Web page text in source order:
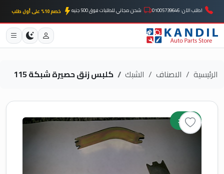
اطلب الآن: 01005739646 شحن مجاني للطلبات فوق 500 جنيه خصم 10% على أول طلب
الرئيسية الاصناف الشبك كلبس زنق حصيرة شبكة 115
جديد